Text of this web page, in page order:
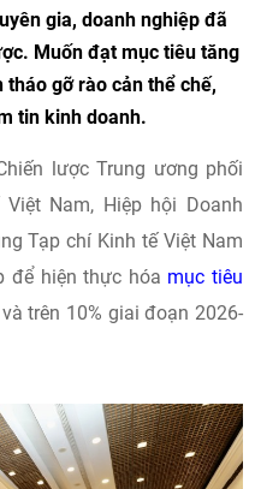
gia, doanh nghiệp đã
Muốn đạt mục tiêu tăng
gỡ rào cản thể chế,
tin kinh doanh.
lược Trung ương phối
Nam, Hiệp hội Doanh
Tạp chí Kinh tế Việt Nam
để hiện thực hóa mục tiêu
trên 10% giai đoạn 2026-